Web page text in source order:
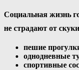
Социальная жизнь
не страдают от
пешие
однодневные
спортивные